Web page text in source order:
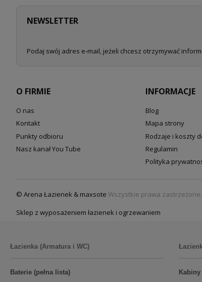
NEWSLETTER
Podaj swój adres e-mail, jeżeli chcesz otrzymywać
O FIRMIE
O nas
Kontakt
Punkty odbioru
Nasz kanał You Tube
INFORMACJE
Blog
Mapa strony
Rodzaje i koszty
Regulamin
Polityka
© Arena Łazienek & maxsote Wszystkie prawa zastrzeżone.
Sklep z wyposażeniem łazienek i ogrzewaniem
Łazienka (Armatura i WC)
Baterie (pełna lista)